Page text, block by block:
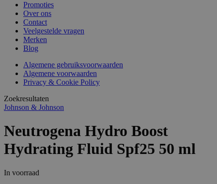
Promoties
Over ons
Contact
Veelgestelde vragen
Merken
Blog
Algemene gebruiksvoorwaarden
Algemene voorwaarden
Privacy & Cookie Policy
Zoekresultaten
Johnson & Johnson
Neutrogena Hydro Boost
Hydrating Fluid Spf25 50 ml
In voorraad